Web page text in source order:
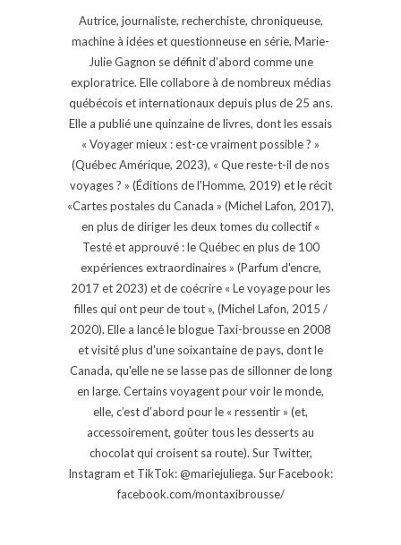
Autrice, journaliste, recherchiste, chroniqueuse,
machine à idées et questionneuse en série, Marie-
Julie Gagnon se définit d’abord comme une
exploratrice. Elle collabore à de nombreux médias
québécois et internationaux depuis plus de 25 ans.
Elle a publié une quinzaine de livres, dont les essais
« Voyager mieux : est-ce vraiment possible ? »
(Québec Amérique, 2023), « Que reste-t-il de nos
voyages ? » (Éditions de l'Homme, 2019) et le récit
«Cartes postales du Canada » (Michel Lafon, 2017),
en plus de diriger les deux tomes du collectif «
Testé et approuvé : le Québec en plus de 100
expériences extraordinaires » (Parfum d'encre,
2017 et 2023) et de coécrire « Le voyage pour les
filles qui ont peur de tout », (Michel Lafon, 2015 /
2020). Elle a lancé le blogue Taxi-brousse en 2008
et visité plus d'une soixantaine de pays, dont le
Canada, qu'elle ne se lasse pas de sillonner de long
en large. Certains voyagent pour voir le monde,
elle, c’est d’abord pour le « ressentir » (et,
accessoirement, goûter tous les desserts au
chocolat qui croisent sa route). Sur Twitter,
Instagram et TikTok: @mariejuliega. Sur Facebook:
facebook.com/montaxibrousse/